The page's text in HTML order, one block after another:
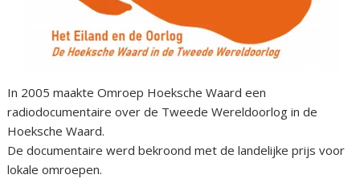
In 2005 maakte Omroep Hoeksche Waard een
radiodocumentaire over de Tweede Wereldoorlog in de
Hoeksche Waard.
De documentaire werd bekroond met de landelijke prijs voor
lokale omroepen.